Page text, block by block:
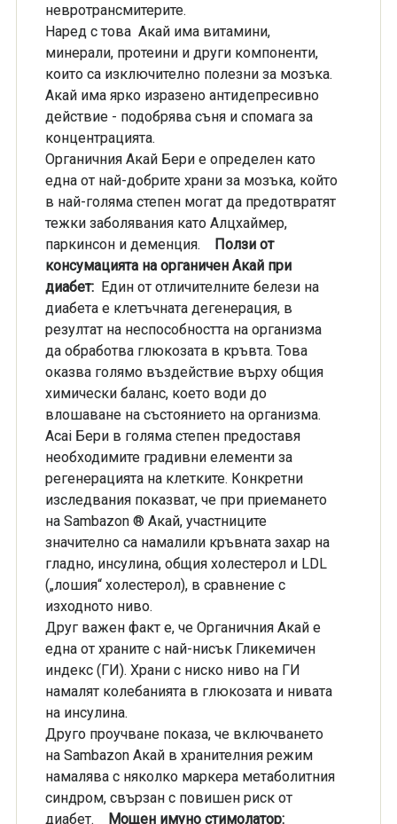
невротрансмитерите.
Наред с това Акай има витамини,
минерали, протеини и други компоненти,
които са изключително полезни за мозъка.
Акай има ярко изразено антидепресивно
действие - подобрява съня и спомага за
концентрацията.
Органичния Акай Бери е определен като
една от най-добрите храни за мозъка, който
в най-голяма степен могат да предотвратят
тежки заболявания като Алцхаймер,
паркинсон и деменция. Ползи от
консумацията на органичен Акай при
диабет:Един от отличителните белези на
диабета е клетъчната дегенерация, в
резултат на неспособността на организма
да обработва глюкозата в кръвта. Това
оказва голямо въздействие върху общия
химически баланс, което води до
влошаване на състоянието на организма.
Acai Бери в голяма степен предоставя
необходимите градивни елементи за
регенерацията на клетките. Конкретни
изследвания показват, че при приемането
на Sambazon ® Акай, участниците
значително са намалили кръвната захар на
гладно, инсулина, общия холестерол и LDL
(„лошия“ холестерол), в сравнение с
изходното ниво.
Друг важен факт е, че Органичния Акай е
една от храните с най-нисък Гликемичен
индекс (ГИ). Храни с ниско ниво на ГИ
намалят колебанията в глюкозата и нивата
на инсулина.
Друго проучване показа, че включването
на Sambazon Акай в хранителния режим
намалява с няколко маркера метаболитния
синдром, свързан с повишен риск от
диабет. Мощен имуно стимолатор: